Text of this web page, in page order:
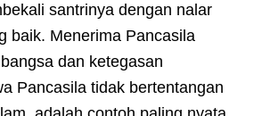
santrinya dengan nalar
baik. Menerima Pancasila
dan ketegasan
Pancasila tidak bertentangan